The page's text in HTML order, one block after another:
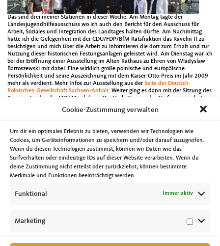
Cookie-Zustimmung verwalten
Um dir ein optimales Erlebnis zu bieten, verwenden wir Technologien wie
Cookies, um Geräteinformationen zu speichern und/oder darauf zuzugreifen.
Wenn du diesen Technologien zustimmst, können wir Daten wie das
Surfverhalten oder eindeutige IDs auf dieser Website verarbeiten. Wenn du
deine Zustimmung nicht erteilst oder zurückziehst, können bestimmte
Merkmale und Funktionen beeinträchtigt werden.
Funktional Immer aktiv
Marketing
Das sind drei meiner Stationen in dieser Woche. Am Montag tagte der
Landesjugendhilfeausschuss wo ich auch den Bericht für den Ausschuss für
Arbeit, Soziales und Integration des Landtages halten dürfte. Am Nachmittag
hatte ich die Gelegenheit mit der CDU/FDP/BfM-Ratsfraktion das Ravelin II zu
besichtigen und mich über die Arbeit zu informieren die dort zum Erhalt und zur
Nutzung dieser historischen Festungsanlagen geleistet wird. Am Dienstag war ich
bei der Eröffnung einer Ausstellung im Alten Rathaus zu Ehren von Wladyslaw
Bartoszewski mit dabei. Eine wirklich große polnische und europäische
Persönlichkeit und seine Auszeichnung mit dem Kaiser-Otto-Preis im Jahr 2009
mehr als verdient. Mehr Infos zur Ausstellung aus derSeite der Deutsch-
Polnischen Gesellschaft Sachsen-Anhalt. Weiter ging es dann mit der Sitzung des
Kreisvorstandes der CDU Magdeburg. Die Herbsttagung des Verfassungsschutzes
Sachsen-Anhalt unter dem Titel „Prävention und Deradikalisierung“ habe ich
dann am Mittwoch besucht sowie auch den Verbandstag der
Kommunalwahl zusammen mit der Kampagnenakademie der CDU Sachsen-
Anhalt. Der Kommandantenwechsel auf der Korvette MAGDEBURG führte mich
dann am Donnerstag zum Marinestandort Rostock – Hohe Dünne. Als Mitglied
des Freundeskreises der Korvette MAGDEBURG war es mir eine Ehre bei dem
Wechsel des Kommandanten von Fregattenkapitän Rüdiger Fitz auf
Korvettenkapitän Philipp Wohlrab mit dabei zu sein. Einen kurzen Bericht findet
man unter anderem auf derFacebookseite des Reservistenverbandes Sachsen-
Anhalt. Das zehnjährige Bestehen des Fanprojekts für die Fans des 1. FC
ein Mittagsgespräch der Konrad-Adenauer-Stiftung zum Thema „Bürgernahe
gehöre ich seit rund einem Jahr an.